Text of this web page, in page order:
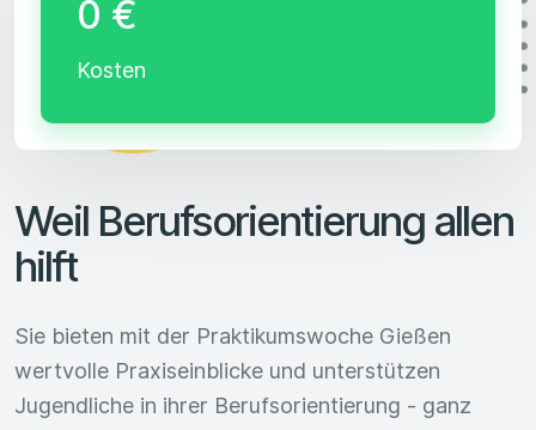
Weil Berufsorientierung allen
hilft
Sie bieten mit der Praktikumswoche Gießen
wertvolle Praxiseinblicke und unterstützen
Jugendliche in ihrer Berufsorientierung - ganz
0 €
Kosten